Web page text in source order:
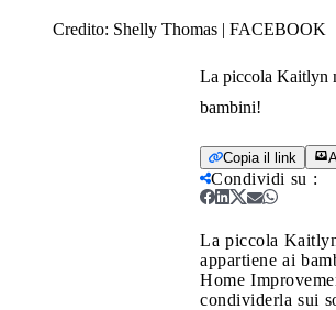
Credito: Shelly Thomas | FACEBOOK
La piccola Kaitlyn
bambini!
Copia il link
Condividi su :
La piccola
appartiene ai
Home
condividerla sui